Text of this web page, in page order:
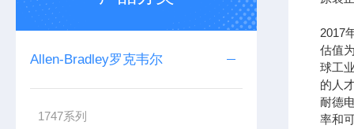
Allen-Bradley罗克韦尔
1747系列
2017
估值
球工
的人
耐德
率和